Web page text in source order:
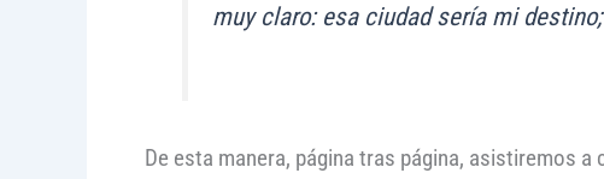
muy claro: esa ciudad sería mi
De esta manera, página tras página, asistiremos